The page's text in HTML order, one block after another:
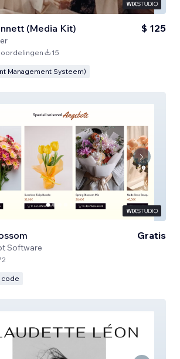
(Media Kit) $ 125
15
Management Systeem)
Software
Gratis
code